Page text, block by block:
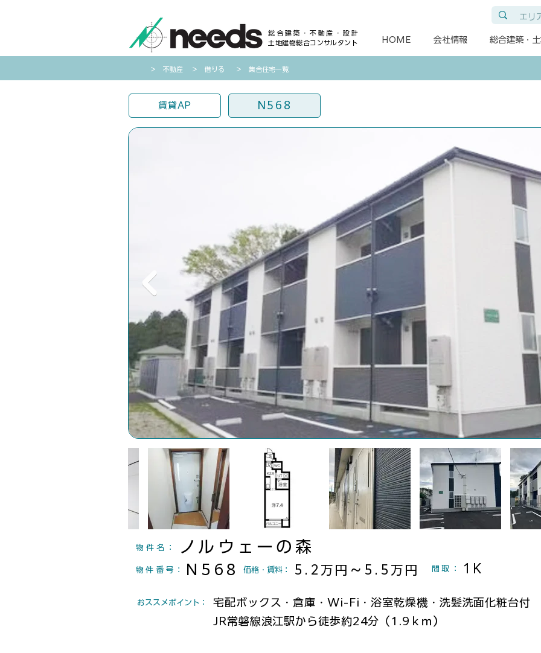
総合建築・不動産・設計
土地建物総合コンサルタント
HOME 会社情報 総合建築・
​＞ 不動産 ​＞ 借りる ​＞ 集合住宅一覧
賃貸AP N568
ノルウェーの森
物件名：
5.2万円～5.5万円
N568
物件番号 ： ​価格・賃料： 1K
間取 ：
宅配ボックス・倉庫・Wi-Fi・浴室乾燥機・洗髪洗面化粧台付
JR常磐線浪江駅から徒歩約24分（1.9ｋｍ）
​おススメポイント：